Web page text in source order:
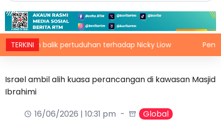
TERKINI
balik pertuduhan terhadap Nicky Liow
Israel ambil alih kuasa perancangan di kawasan Masjid
Ibrahimi
16/06/2026 | 10:31 pm
Global